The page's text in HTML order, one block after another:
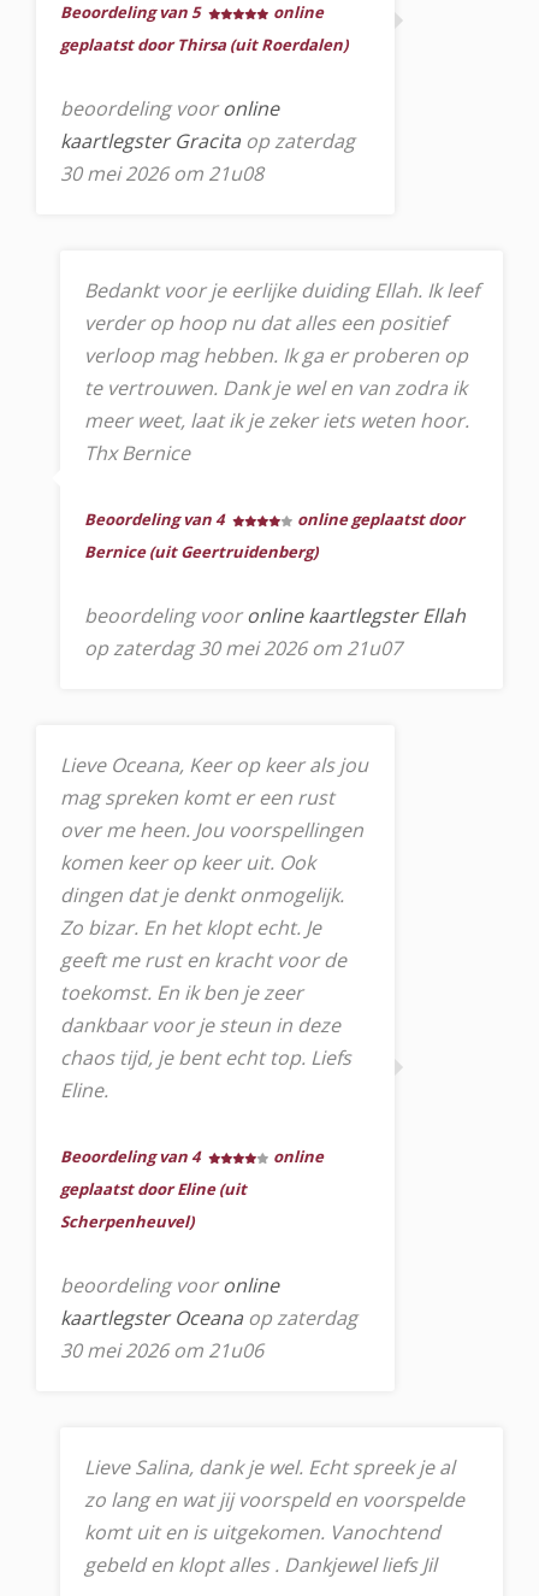
Beoordeling van 5
online
geplaatst door Thirsa (uit Roerdalen)
beoordeling vooronline
kaartlegster Gracita op zaterdag
30 mei 2026 om 21u08
Bedankt voor je eerlijke duiding Ellah. Ik leef
verder op hoop nu dat alles een positief
verloop mag hebben. Ik ga er proberen op
te vertrouwen. Dank je wel en van zodra ik
meer weet, laat ik je zeker iets weten hoor.
Thx Bernice
Beoordeling van 4
online geplaatst door
Bernice (uit Geertruidenberg)
beoordeling vooronline kaartlegster Ellah
op zaterdag 30 mei 2026 om 21u07
Lieve Oceana, Keer op keer als jou
mag spreken komt er een rust
over me heen. Jou voorspellingen
komen keer op keer uit. Ook
dingen dat je denkt onmogelijk.
Zo bizar. En het klopt echt. Je
geeft me rust en kracht voor de
toekomst. En ik ben je zeer
dankbaar voor je steun in deze
chaos tijd, je bent echt top. Liefs
Eline.
Beoordeling van 4
online
geplaatst door Eline (uit
Scherpenheuvel)
beoordeling vooronline
kaartlegster Oceana op zaterdag
30 mei 2026 om 21u06
Lieve Salina, dank je wel. Echt spreek je al
zo lang en wat jij voorspeld en voorspelde
komt uit en is uitgekomen. Vanochtend
gebeld en klopt alles . Dankjewel liefs Jil